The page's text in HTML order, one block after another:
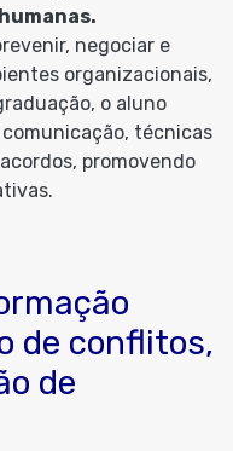
negociar e
organizacionais,
o aluno
técnicas
promovendo
de conflitos,
de